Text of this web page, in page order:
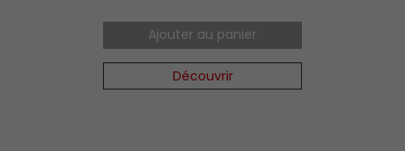
Ajouter au panier
Découvrir